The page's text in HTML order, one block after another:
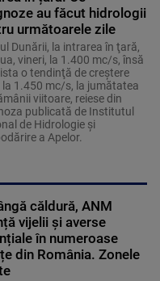
au făcut hidrologii
următoarele zile
Dunării, la intrarea în ţară,
vineri, la 1.400 mc/s, însă
o tendinţă de creştere
la 1.450 mc/s, la jumătatea
viitoare, reiese din
publicată de Institutul
de Hidrologie şi
a Apelor.
căldură, ANM
vijelii și averse
în numeroase
din România. Zonele